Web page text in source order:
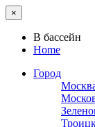
×
В бассейн
Home
Город